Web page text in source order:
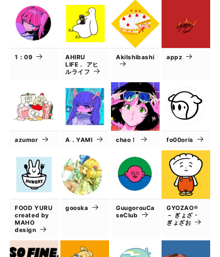
1：09
AHIRU
LIFE． アヒ
ルライフ
AkiIshibashi appz
azumor A．YAMI chao！ fo00oris
FOOD YURU
created by
MAHO
design
gooska
GuugorouCa
seClub
GYOZAO®
－ ぎょざ・
ぎょざお